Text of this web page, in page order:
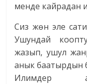
менде кайрадан
Сиз жөн эле
Ушундай
жазып, ушул
анык баатырдын
Илимдер